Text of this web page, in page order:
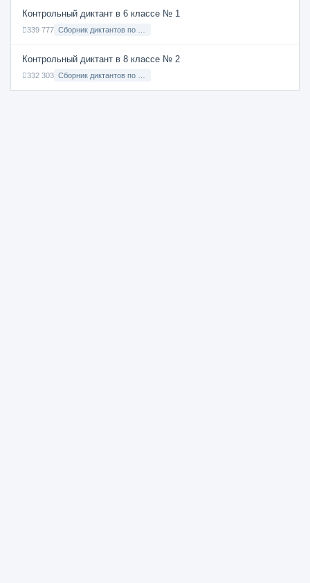
Контрольный диктант в 6 классе № 1
339 777
Контрольный диктант в 8 классе № 2
332 303